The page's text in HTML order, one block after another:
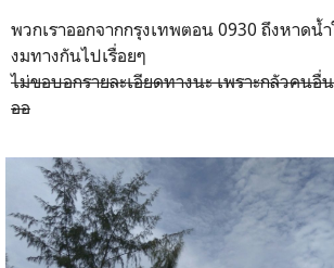
พวกเราออกจากกรุงเทพตอน 0930 ถึงหาดน้
งมทางกันไปเรื่อยๆ
ไม่ขอบอกรายละเอียดทางนะ เพราะกลัวคนอื่
ออ